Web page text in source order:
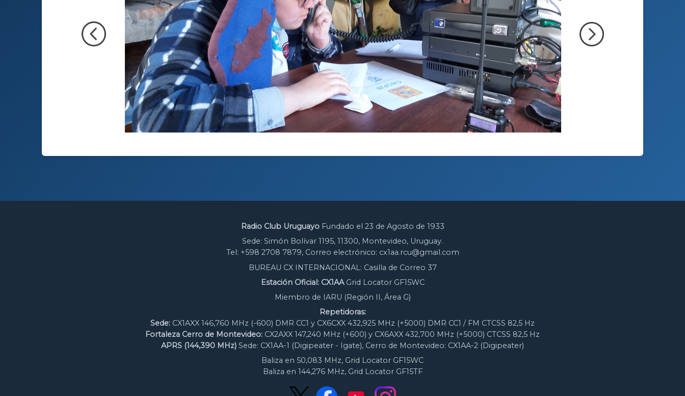
Radio Club UruguayoFundado el 23 de Agosto de 1933
Sede: Simón Bolívar 1195, 11300, Montevideo, Uruguay.
Tel: +598 2708 7879, Correo electrónico: cx1aa.rcu@gmail.com
BUREAU CX INTERNACIONAL: Casilla de Correo 37
Estación Oficial: CX1AAGrid Locator GF15WC
Miembro de IARU (Región II, Área G)
Repetidoras:
Sede: CX1AXX 146,760 MHz (-600) DMR CC1 y CX6CXX 432,925 MHz (+5000) DMR CC1 / FM CTCSS 82,5 Hz
Fortaleza Cerro de Montevideo: CX2AXX 147,240 MHz (+600) y CX6AXX 432,700 MHz (+5000) CTCSS 82,5 Hz
APRS (144,390 MHz) Sede: CX1AA-1 (Digipeater - Igate), Cerro de Montevideo: CX1AA-2 (Digipeater)
Baliza en 50,083 MHz, Grid Locator GF15WC
Baliza en 144,276 MHz, Grid Locator GF15TF